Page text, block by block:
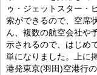
ゥ・ジェットスター・
索ができるので、空席
ん、複数の航空会社や
示されるので、はじめ
単になりました。上に
港発東京(羽田)空港行